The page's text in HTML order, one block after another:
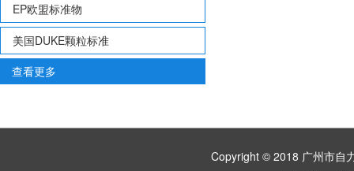
EP欧盟标准物
美国DUKE颗粒标准
查看更多
Copyright © 2018 广州市